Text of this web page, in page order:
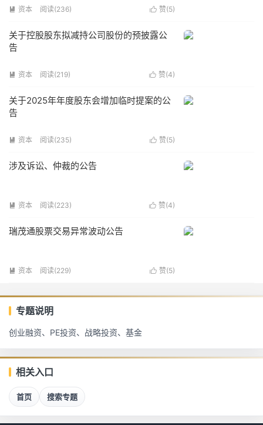
 赞(5)
 资本 阅读(236)
关于控股股东拟减持公司股份的预披露公
告
 赞(4)
 资本 阅读(219)
关于2025年年度股东会增加临时提案的公
告
 赞(5)
 资本 阅读(235)
涉及诉讼、仲裁的公告
 赞(4)
 资本 阅读(223)
瑞茂通股票交易异常波动公告
 赞(5)
 资本 阅读(229)
专题说明
创业融资、PE投资、战略投资、基金
相关入口
首页 搜索专题